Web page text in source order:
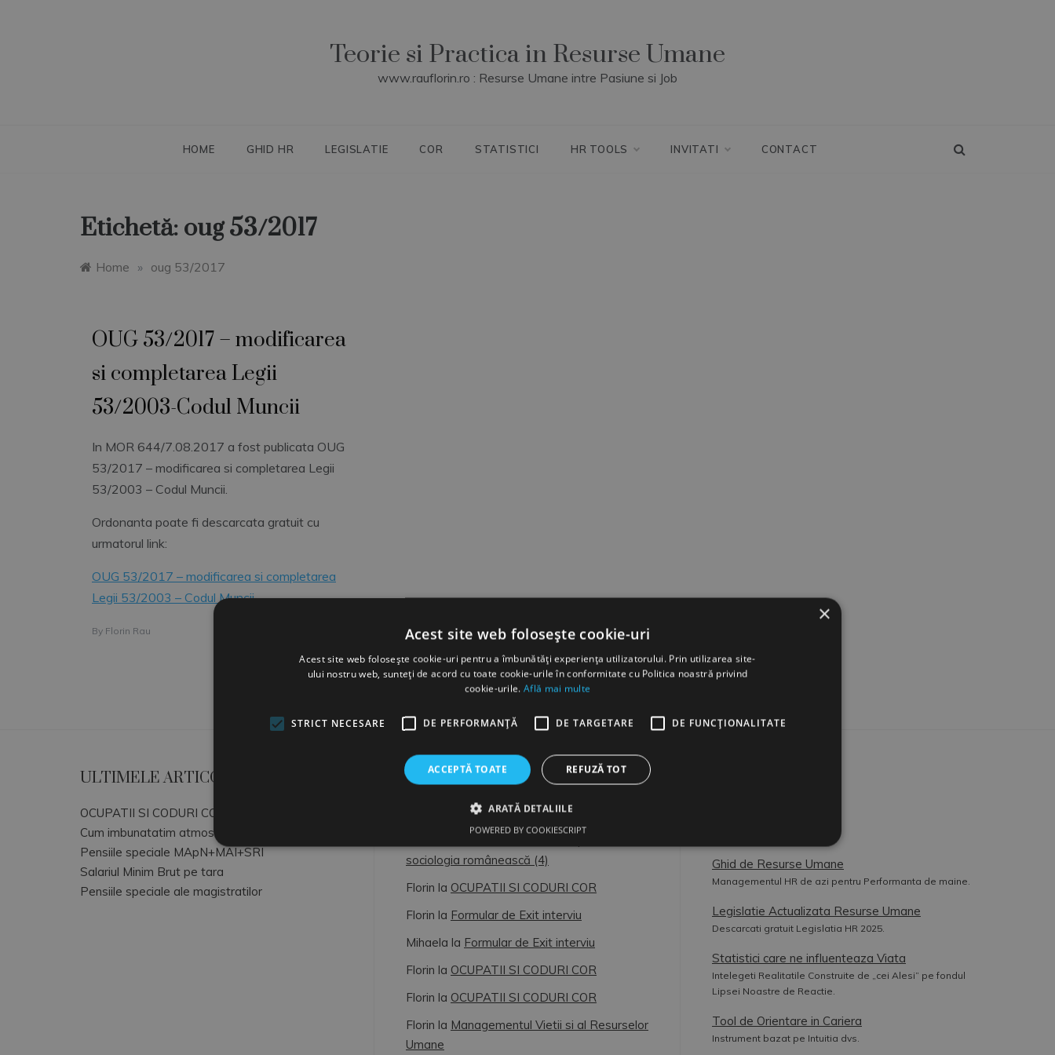
Teorie si Practica in Resurse Umane
www.rauflorin.ro : Resurse Umane intre Pasiune si Job
HOME GHID HR LEGISLATIE COR STATISTICI HR TOOLS INVITATI CONTACT
Etichetă: oug 53/2017
Home » oug 53/2017
OUG 53/2017 – modificarea
si completarea Legii
53/2003-Codul Muncii
In MOR 644/7.08.2017 a fost publicata OUG
53/2017 – modificarea si completarea Legii
53/2003 – Codul Muncii.
Ordonanta poate fi descarcata gratuit cu
urmatorul link:
OUG 53/2017 – modificarea si completarea
Legii 53/2003 – Codul Muncii
By Florin Rau
ULTIMELE ARTICOLE
OCUPATII SI CODURI COR
Cum imbunatatim atmosfera de lucru
Pensiile speciale MApN+MAI+SRI
Salariul Minim Brut pe tara
Pensiile speciale ale magistratilor
ULTIMELE COMENTARII
OCUPATII SI CODURI COR
sociologia românească (4)
Florin la OCUPATII SI CODURI COR
Florin la Formular de Exit interviu
Mihaela la Formular de Exit interviu
Florin la OCUPATII SI CODURI COR
Florin la OCUPATII SI CODURI COR
Florin la Managementul Vietii si al Resurselor
Umane
Ghid de Resurse Umane
Managementul HR de azi pentru Performanta de maine.
Legislatie Actualizata Resurse Umane
Descarcati gratuit Legislatia HR 2025.
Statistici care ne influenteaza Viata
Intelegeti Realitatile Construite de „cei Alesi” pe fondul
Lipsei Noastre de Reactie.
Tool de Orientare in Cariera
Instrument bazat pe Intuitia dvs.
×
Acest site web folosește cookie-uri
Acest site web folosește cookie-uri pentru a îmbunătăți experiența utilizatorului. Prin utilizarea site-
ului nostru web, sunteți de acord cu toate cookie-urile în conformitate cu Politica noastră privind
cookie-urile. Află mai multe
STRICT NECESARE DE PERFORMANȚĂ DE TARGETARE DE FUNCŢIONALITATE
ACCEPTĂ TOATE REFUZĂ TOT
ARATĂ DETALIILE
POWERED BY COOKIESCRIPT